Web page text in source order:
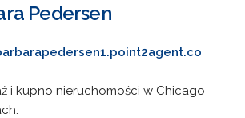
Pedersen
i kupno nieruchomości w Chicago